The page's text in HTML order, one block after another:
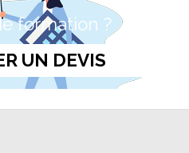
formation ?
UN DEVIS